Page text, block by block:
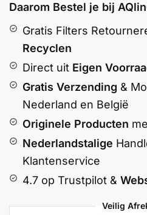
Daarom Bestel je bij
Gratis Filters
Recyclen
Direct uit Eigen
Gratis Verzending &
Nederland en België
Originele Producten
Nederlandstalige
Klantenservice
4.7 op Trustpilot &
Veilig